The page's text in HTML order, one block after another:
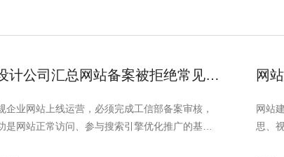
计公司汇总网站备案被拒绝常见原
企业网站上线运营，必须完成工信部备案审核，
是网站正常访问、参与搜索引擎优化推广的基础
网
网站
思、